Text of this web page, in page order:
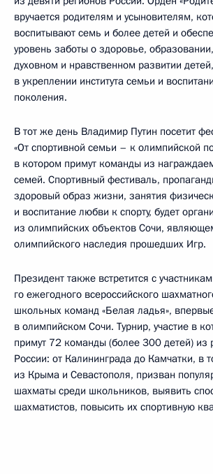
вручается родителям и усыновителям,
воспитывают семь и более детей и
уровень заботы о здоровье,
духовном и нравственном развитии
в укреплении института семьи и
поколения.
В тот же день Владимир Путин посетит
«От спортивной семьи – к олимпийской
в котором примут команды из
семей. Спортивный фестиваль,
здоровый образ жизни, занятия
и воспитание любви к спорту, будет
из олимпийских объектов Сочи,
олимпийского наследия прошедших Игр.
Президент также встретится с
го ежегодного всероссийского
школьных команд «Белая ладья»,
в олимпийском Сочи. Турнир, участие в
примут 72 команды (более 300 детей) из
России: от Калининграда до Камчатки, в
из Крыма и Севастополя, призван
шахматы среди школьников, выявить
шахматистов, повысить их спортивную